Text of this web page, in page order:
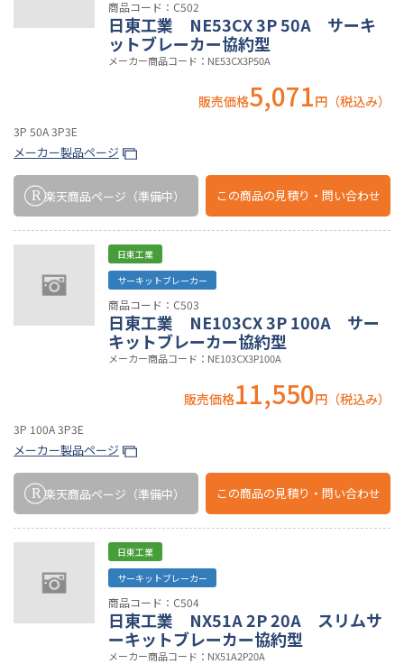
商品コード：C502
日東工業 NE53CX 3P 50A サーキ
ットブレーカー協約型
メーカー商品コード：NE53CX3P50A
販売価格5,071円（税込み）
3P 50A 3P3E
メーカー製品ページ
楽天商品ページ （準備中） この商品の見積り・問い合わせ
日東工業
サーキットブレーカー
商品コード：C503
日東工業 NE103CX 3P 100A サー
キットブレーカー協約型
メーカー商品コード：NE103CX3P100A
販売価格11,550円（税込み）
3P 100A 3P3E
メーカー製品ページ
楽天商品ページ （準備中） この商品の見積り・問い合わせ
日東工業
サーキットブレーカー
商品コード：C504
日東工業 NX51A 2P 20A スリムサ
ーキットブレーカー協約型
メーカー商品コード：NX51A2P20A